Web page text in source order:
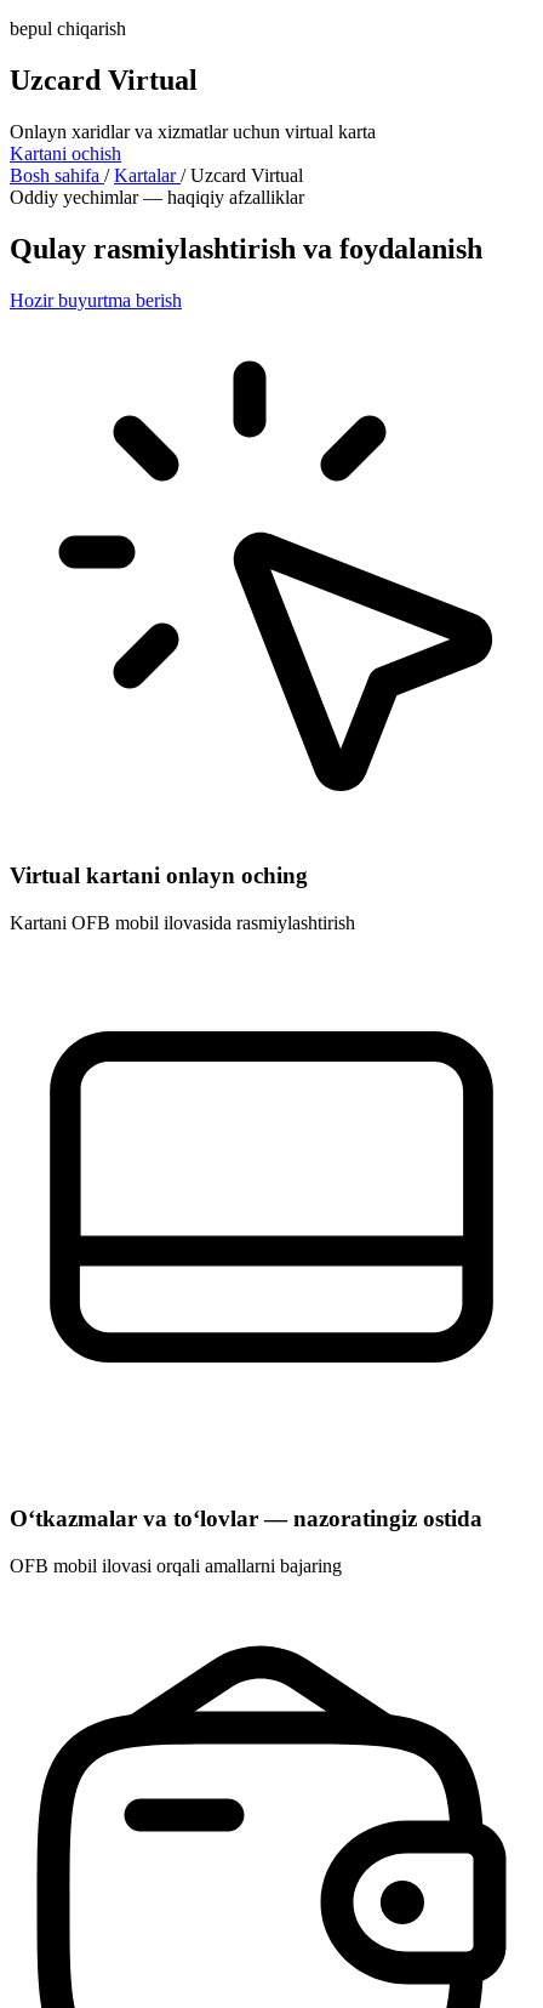
bepul chiqarish
Uzcard Virtual
Onlayn xaridlar va xizmatlar uchun virtual karta
Kartani ochish
Bosh sahifa / Kartalar/Uzcard Virtual
Oddiy yechimlar — haqiqiy afzalliklar
Qulay rasmiylashtirish va foydalanish
Hozir buyurtma berish
Virtual kartani onlayn oching
Kartani OFB mobil ilovasida rasmiylashtirish
O‘tkazmalar va to‘lovlar — nazoratingiz ostida
OFB mobil ilovasi orqali amallarni bajaring